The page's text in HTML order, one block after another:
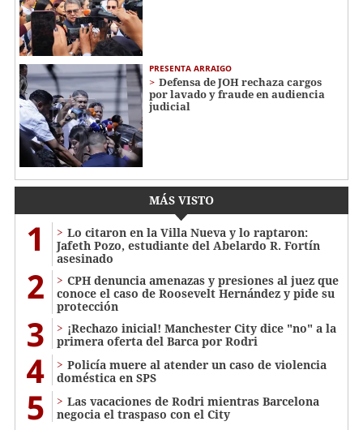
PRESENTA ARRAIGO
Defensa de JOH rechaza cargos
por lavado y fraude en audiencia
judicial
MÁS VISTO
1
Lo citaron en la Villa Nueva y lo raptaron:
Jafeth Pozo, estudiante del Abelardo R. Fortín
asesinado
2
CPH denuncia amenazas y presiones al juez que
conoce el caso de Roosevelt Hernández y pide su
protección
3
¡Rechazo inicial! Manchester City dice "no" a la
primera oferta del Barca por Rodri
4
Policía muere al atender un caso de violencia
doméstica en SPS
5
Las vacaciones de Rodri mientras Barcelona
negocia el traspaso con el City